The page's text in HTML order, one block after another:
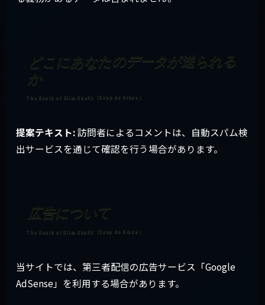
どこにあなたのデータが送られる
か
提案テキスト:訪問者によるコメントは、自動スパム検
出サービスを通じて確認を行う場合があります。
広告について
当サイトでは、第三者配信の広告サービス「Google
AdSense」を利用する場合があります。